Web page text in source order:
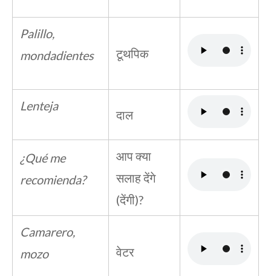
Palillo,
mondadientes
टूथपिक
Lenteja
दाल
¿Qué me
recomienda?
आप क्या
सलाह देंगे
(देंगी)?
Camarero,
mozo
वेटर